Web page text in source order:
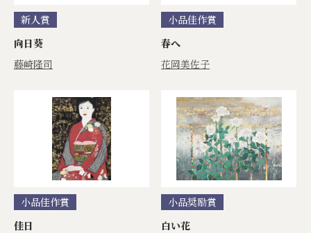
新人賞
向日葵
藤崎隆司
小品佳作賞
春へ
花岡美佐子
小品佳作賞
佳日
小品奨励賞
白い花